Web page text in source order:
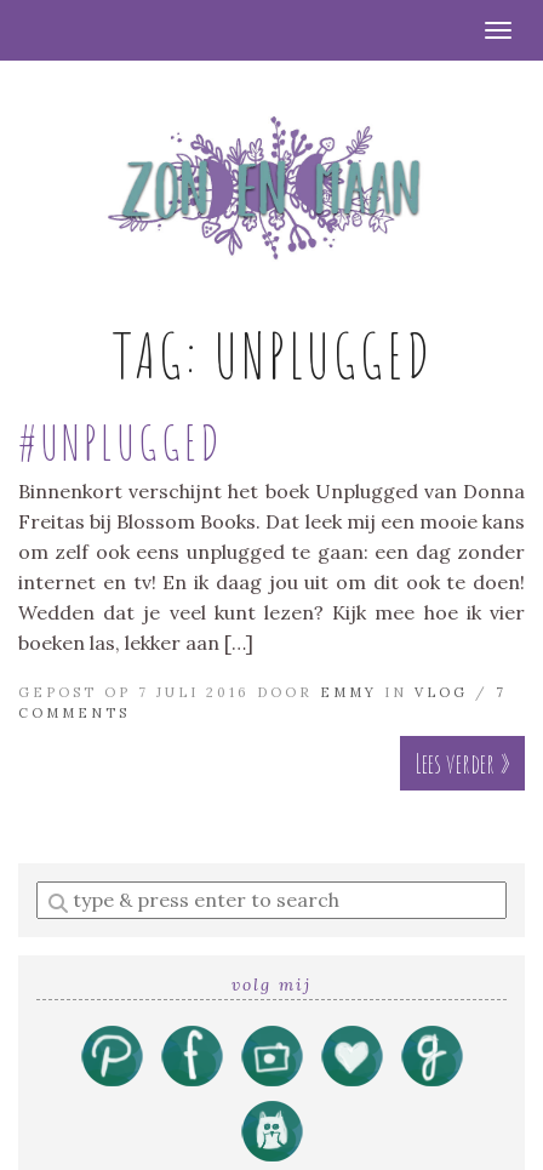
TAG: UNPLUGGED
#UNPLUGGED
Binnenkort verschijnt het boek Unplugged van Donna
Freitas bij Blossom Books. Dat leek mij een mooie kans
om zelf ook eens unplugged te gaan: een dag zonder
internet en tv! En ik daag jou uit om dit ook te doen!
Wedden dat je veel kunt lezen? Kijk mee hoe ik vier
boeken las, lekker aan […]
GEPOST OP 7 JULI 2016 DOOR EMMY IN VLOG / 7
COMMENTS
Lees verder »
Enter
a
volg mij